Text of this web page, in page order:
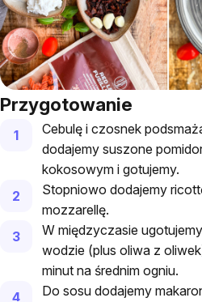
Przygotowanie
Cebulę i czosnek
dodajemy suszone
kokosowym i gotujemy.
Stopniowo dodajemy
mozzarellę.
W międzyczasie
wodzie (plus oliwa z
minut na średnim ogniu.
Do sosu dodajemy